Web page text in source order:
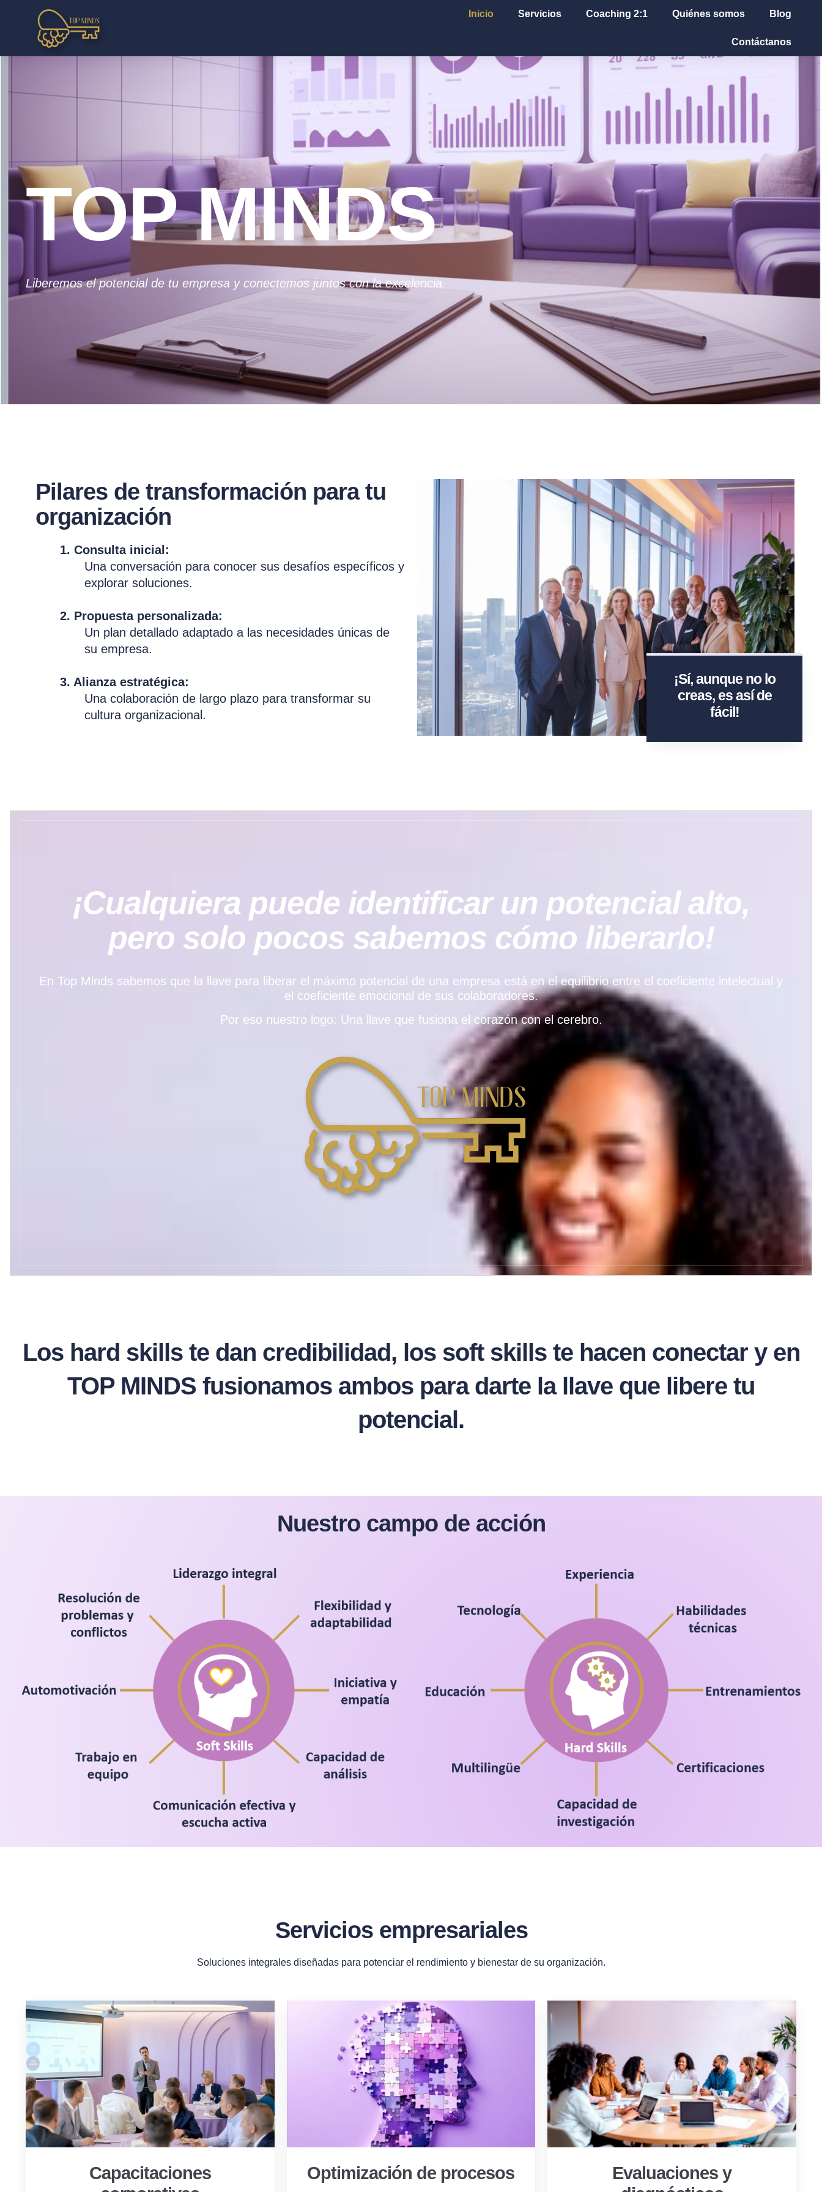
Inicio Servicios Coaching 2:1 Quiénes somos Blog
Contáctanos
TOP MINDS
Liberemos el potencial de tu empresa y conectemos juntos con la excelencia.
Pilares de transformación para tu
organización
1. Consulta inicial:
Una conversación para conocer sus desafíos específicos y
explorar soluciones.
2. Propuesta personalizada:
Un plan detallado adaptado a las necesidades únicas de
su empresa.
3. Alianza estratégica:
Una colaboración de largo plazo para transformar su
cultura organizacional.
¡Sí, aunque no lo
creas, es así de
fácil!
¡Cualquiera puede identificar un potencial alto,
pero solo pocos sabemos cómo liberarlo!
En Top Minds sabemos que la llave para liberar el máximo potencial de una empresa está en el equilibrio entre el coeficiente intelectual y
el coeficiente emocional de sus colaboradores.
Por eso nuestro logo: Una llave que fusiona el corazón con el cerebro.
Los hard skills te dan credibilidad, los soft skills te hacen conectar y en
TOP MINDS fusionamos ambos para darte la llave que libere tu
potencial.
Nuestro campo de acción
Servicios empresariales
Soluciones integrales diseñadas para potenciar el rendimiento y bienestar de su organización.
Capacitaciones
Optimización de procesos
Evaluaciones y